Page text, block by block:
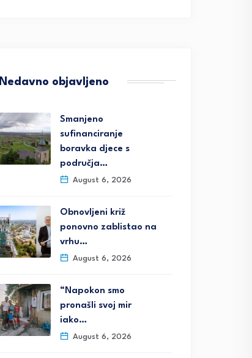
Nedavno objavljeno
Smanjeno
sufinanciranje
boravka djece s
područja…
August 6, 2026
Obnovljeni križ
ponovno zablistao na
vrhu…
August 6, 2026
“Napokon smo
pronašli svoj mir
iako…
August 6, 2026